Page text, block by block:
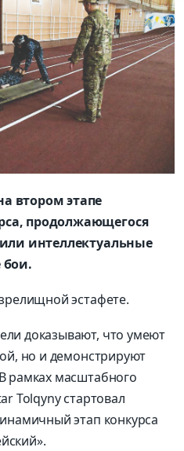
втором этапе
продолжающегося
интеллектуальные
бои.
эстафете.
доказывают, что умеют
но и демонстрируют
рамках масштабного
Tolqyny стартовал
этап конкурса